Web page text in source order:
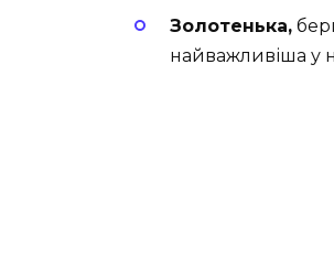
Золотенька,
найважливіша у